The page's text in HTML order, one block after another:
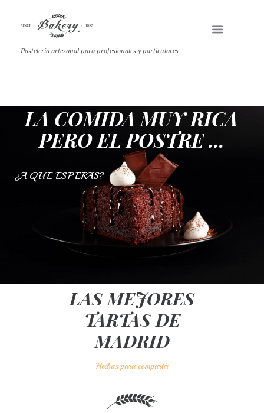
Pastelería artesanal para profesionales y particulares
LA COMIDA MUY RICA
PERO EL POSTRE ...
¿A QUE ESPERAS?
LAS MEJORES
TARTAS DE
MADRID
Hechas para compartir